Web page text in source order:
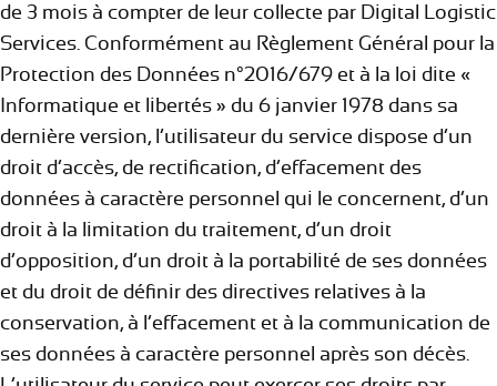
de 3 mois à compter de leur collecte par Digital Logistic
Services. Conformément au Règlement Général pour la
Protection des Données n°2016/679 et à la loi dite «
Informatique et libertés » du 6 janvier 1978 dans sa
dernière version, l’utilisateur du service dispose d’un
droit d’accès, de rectification, d’effacement des
données à caractère personnel qui le concernent, d’un
droit à la limitation du traitement, d’un droit
d’opposition, d’un droit à la portabilité de ses données
et du droit de définir des directives relatives à la
conservation, à l’effacement et à la communication de
ses données à caractère personnel après son décès.